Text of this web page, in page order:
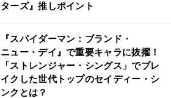
ターズ』推しポイント
『スパイダーマン：ブランド・
ニュー・デイ』で重要キャラに抜擢！
「ストレンジャー・シングス」でブレ
イクした世代トップのセイディー・シ
ンクとは？